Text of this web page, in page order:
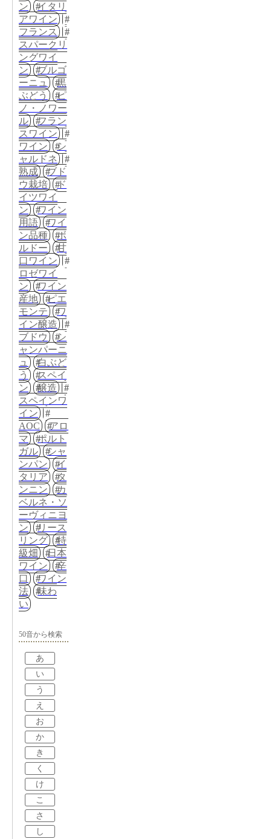
ン
イタリ
アワイン
フランス
スパークリ
ングワイ
ン
ブルゴ
ーニュ
黒
ぶどう
ピ
ノ・ノワー
ル
フラン
スワイン
ワイン
シ
ャルドネ
熟成
ブド
ウ栽培
ド
イツワイ
ン
ワイン
用語
ワイ
ン品種
ボ
ルドー
甘
口ワイン
ロゼワイ
ン
ワイン
産地
ピエ
モンテ
ワ
イン醸造
ブドウ
シ
ャンパーニ
ュ
白ぶど
う
スペイ
ン
醸造
スペインワ
イン
AOC
アロ
マ
ポルト
ガル
シャ
ンパン
イ
タリア
タ
ンニン
カ
ベルネ・ソ
ーヴィニヨ
ン
リース
リング
特
級畑
日本
ワイン
辛
口
ワイン
法
味わ
い
50音から検索
あ
い
う
え
お
か
き
く
け
こ
さ
し